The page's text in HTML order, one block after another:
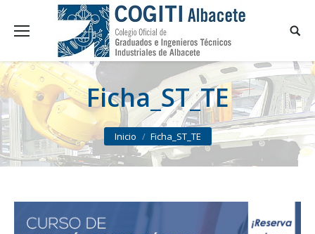
Ficha_ST_TE
You are here:
Inicio Ficha_ST_TE